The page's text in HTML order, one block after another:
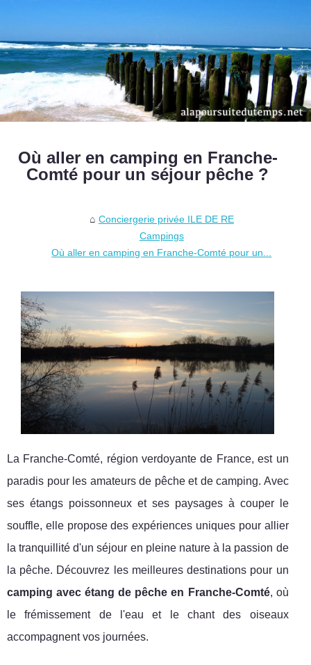
Où aller en camping en Franche-
Comté pour un séjour pêche ?
Conciergerie privée ILE DE RE
Campings
Où aller en camping en Franche-Comté pour un...
La Franche-Comté, région verdoyante de France, est un
paradis pour les amateurs de pêche et de camping. Avec
ses étangs poissonneux et ses paysages à couper le
souffle, elle propose des expériences uniques pour allier
la tranquillité d'un séjour en pleine nature à la passion de
la pêche. Découvrez les meilleures destinations pour un
camping avec étang de pêche en Franche-Comté, où
le frémissement de l'eau et le chant des oiseaux
accompagnent vos journées.